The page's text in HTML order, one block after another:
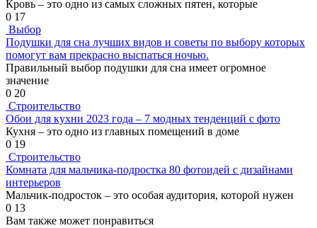
Кровь – это одно из самых сложных пятен, которые
0 17
Выбор
Подушки для сна лучших видов и советы по выбору которых
помогут вам прекрасно выспаться ночью.
Правильный выбор подушки для сна имеет огромное
значение
0 20
Строительство
Обои для кухни 2023 года – 7 модных тенденций с фото
Кухня – это одно из главных помещений в доме
0 19
Строительство
Комната для мальчика-подростка 80 фотоидей с дизайнами
интерьеров
Мальчик-подросток – это особая аудитория, которой нужен
0 13
Вам также может понравиться